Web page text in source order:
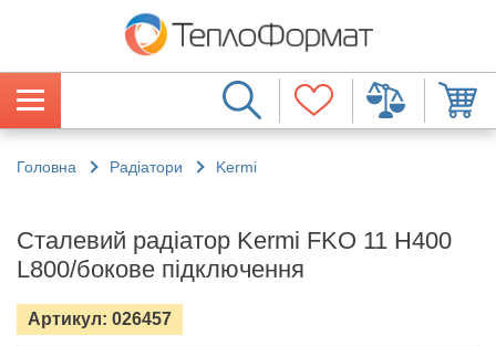
Головна Радіатори Kermi
Сталевий радіатор Kermi FKO 11 H400
L800/бокове підключення
Артикул: 026457